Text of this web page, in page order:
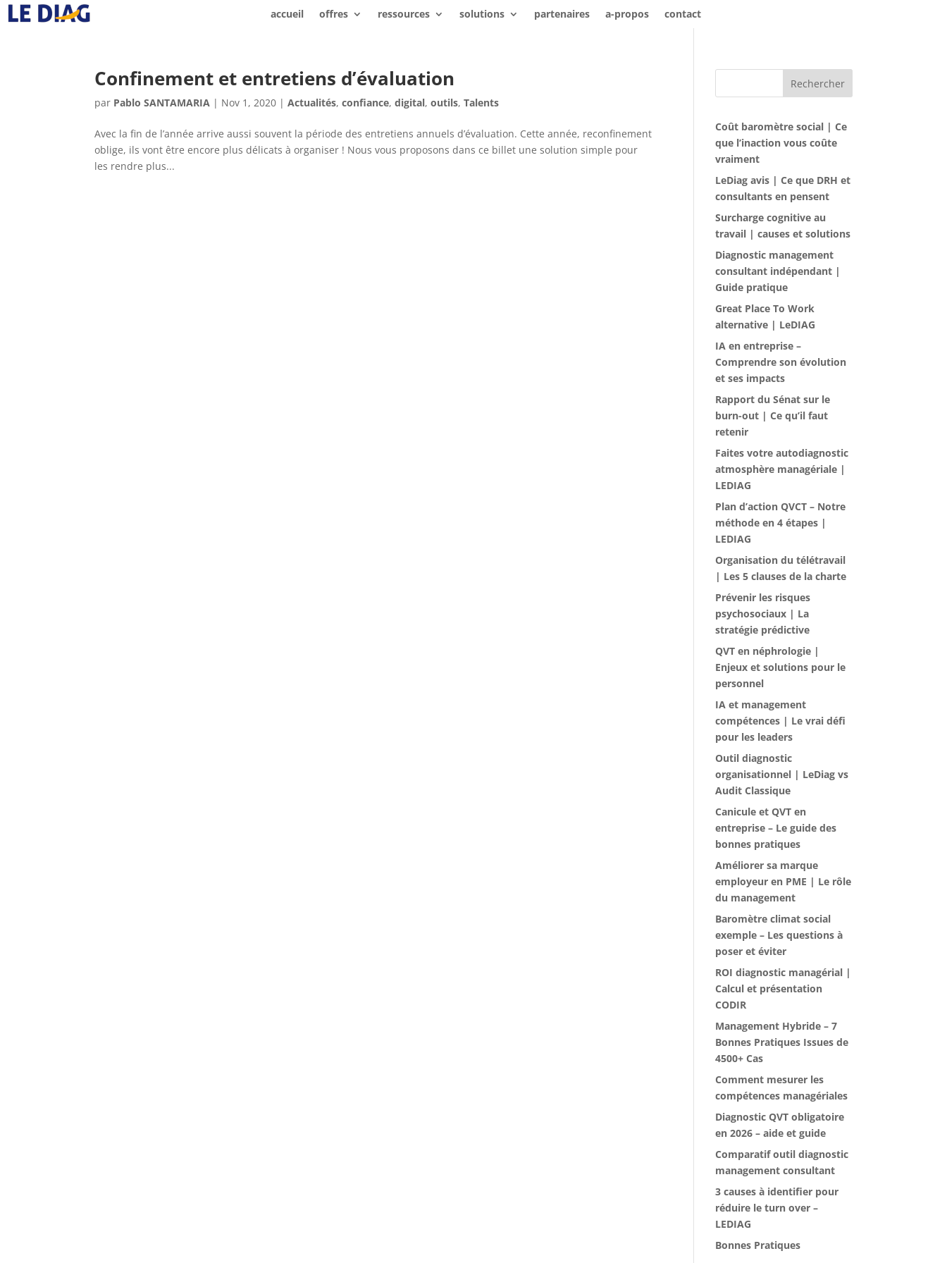
accueil offres ressources solutions partenaires a-propos contact
Confinement et entretiens d’évaluation
par Pablo SANTAMARIA | Nov 1, 2020 |Actualités,confiance,digital,outils,Talents
Avec la fin de l’année arrive aussi souvent la période des entretiens annuels d’évaluation. Cette année, reconfinement
oblige, ils vont être encore plus délicats à organiser ! Nous vous proposons dans ce billet une solution simple pour
les rendre plus...
Rechercher
Coût baromètre social | Ce
que l’inaction vous coûte
vraiment
LeDiag avis | Ce que DRH et
consultants en pensent
Surcharge cognitive au
travail | causes et solutions
Diagnostic management
consultant indépendant |
Guide pratique
Great Place To Work
alternative | LeDIAG
IA en entreprise –
Comprendre son évolution
et ses impacts
Rapport du Sénat sur le
burn-out | Ce qu’il faut
retenir
Faites votre autodiagnostic
atmosphère managériale |
LEDIAG
Plan d’action QVCT – Notre
méthode en 4 étapes |
LEDIAG
Organisation du télétravail
| Les 5 clauses de la charte
Prévenir les risques
psychosociaux | La
stratégie prédictive
QVT en néphrologie |
Enjeux et solutions pour le
personnel
IA et management
compétences | Le vrai défi
pour les leaders
Outil diagnostic
organisationnel | LeDiag vs
Audit Classique
Canicule et QVT en
entreprise – Le guide des
bonnes pratiques
Améliorer sa marque
employeur en PME | Le rôle
du management
Baromètre climat social
exemple – Les questions à
poser et éviter
ROI diagnostic managérial |
Calcul et présentation
CODIR
Management Hybride – 7
Bonnes Pratiques Issues de
4500+ Cas
Comment mesurer les
compétences managériales
Diagnostic QVT obligatoire
en 2026 – aide et guide
Comparatif outil diagnostic
management consultant
3 causes à identifier pour
réduire le turn over –
LEDIAG
Bonnes Pratiques